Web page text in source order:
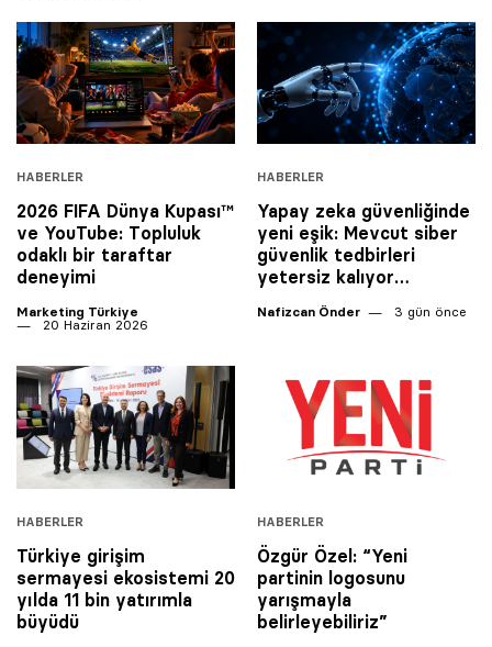
HABERLER
2026 FIFA Dünya Kupası™
ve YouTube: Topluluk
odaklı bir taraftar
deneyimi
Marketing Türkiye
20 Haziran 2026
HABERLER
Yapay zeka güvenliğinde
yeni eşik: Mevcut siber
güvenlik tedbirleri
yetersiz kalıyor…
Nafizcan Önder 3 gün önce
HABERLER
Türkiye girişim
sermayesi ekosistemi 20
yılda 11 bin yatırımla
büyüdü
HABERLER
Özgür Özel: “Yeni
partinin logosunu
yarışmayla
belirleyebiliriz”